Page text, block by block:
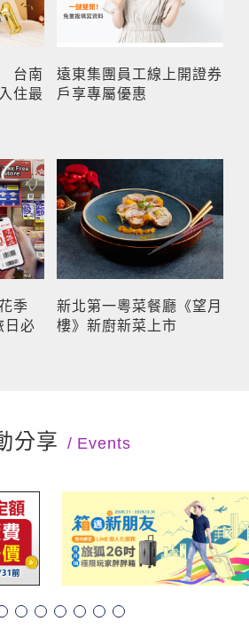
台南
住最
遠東集團員工線上開證券
戶享專屬優惠
花季
日必
新北第一粵菜餐廳《望月
樓》新廚新菜上市
分享 Events